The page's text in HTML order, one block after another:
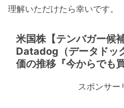
理解いただけたら幸いです。
米国株【テンバガー候
Datadog（データドッ
価の推移『今からでも
スポンサー